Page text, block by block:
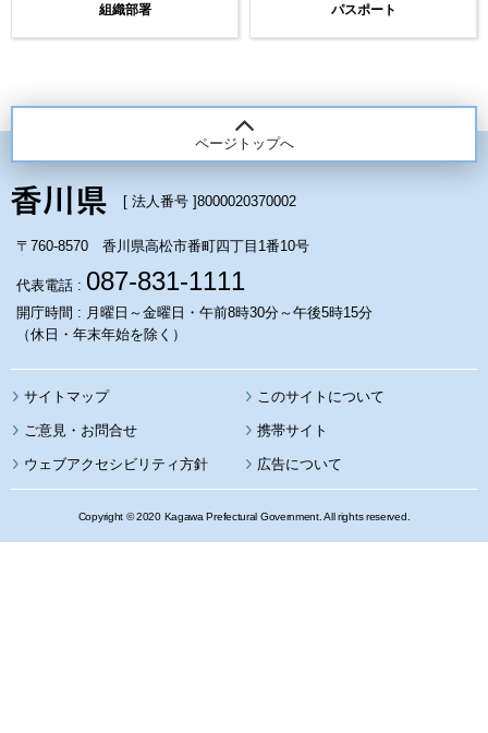
組織部署 パスポート
ページトップへ
[ 法人番号 ]8000020370002
〒760-8570 香川県高松市番町四丁目1番10号
代表電話 : 087-831-1111
開庁時間 : 月曜日～金曜日・午前8時30分～午後5時15分
（休日・年末年始を除く）
サイトマップ このサイトについて
携帯サイト
ウェブアクセシビリティ方針 広告について
Copyright © 2020 Kagawa Prefectural Government. All rights reserved.